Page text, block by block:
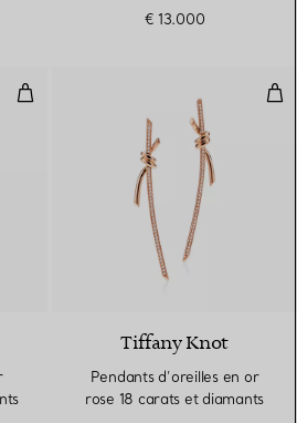
€ 13.000
Boucles d’oreilles en or jaune
4 Matériaux
Tiffany Knot
Pendants d’oreilles en or
rose 18 carats et diamants